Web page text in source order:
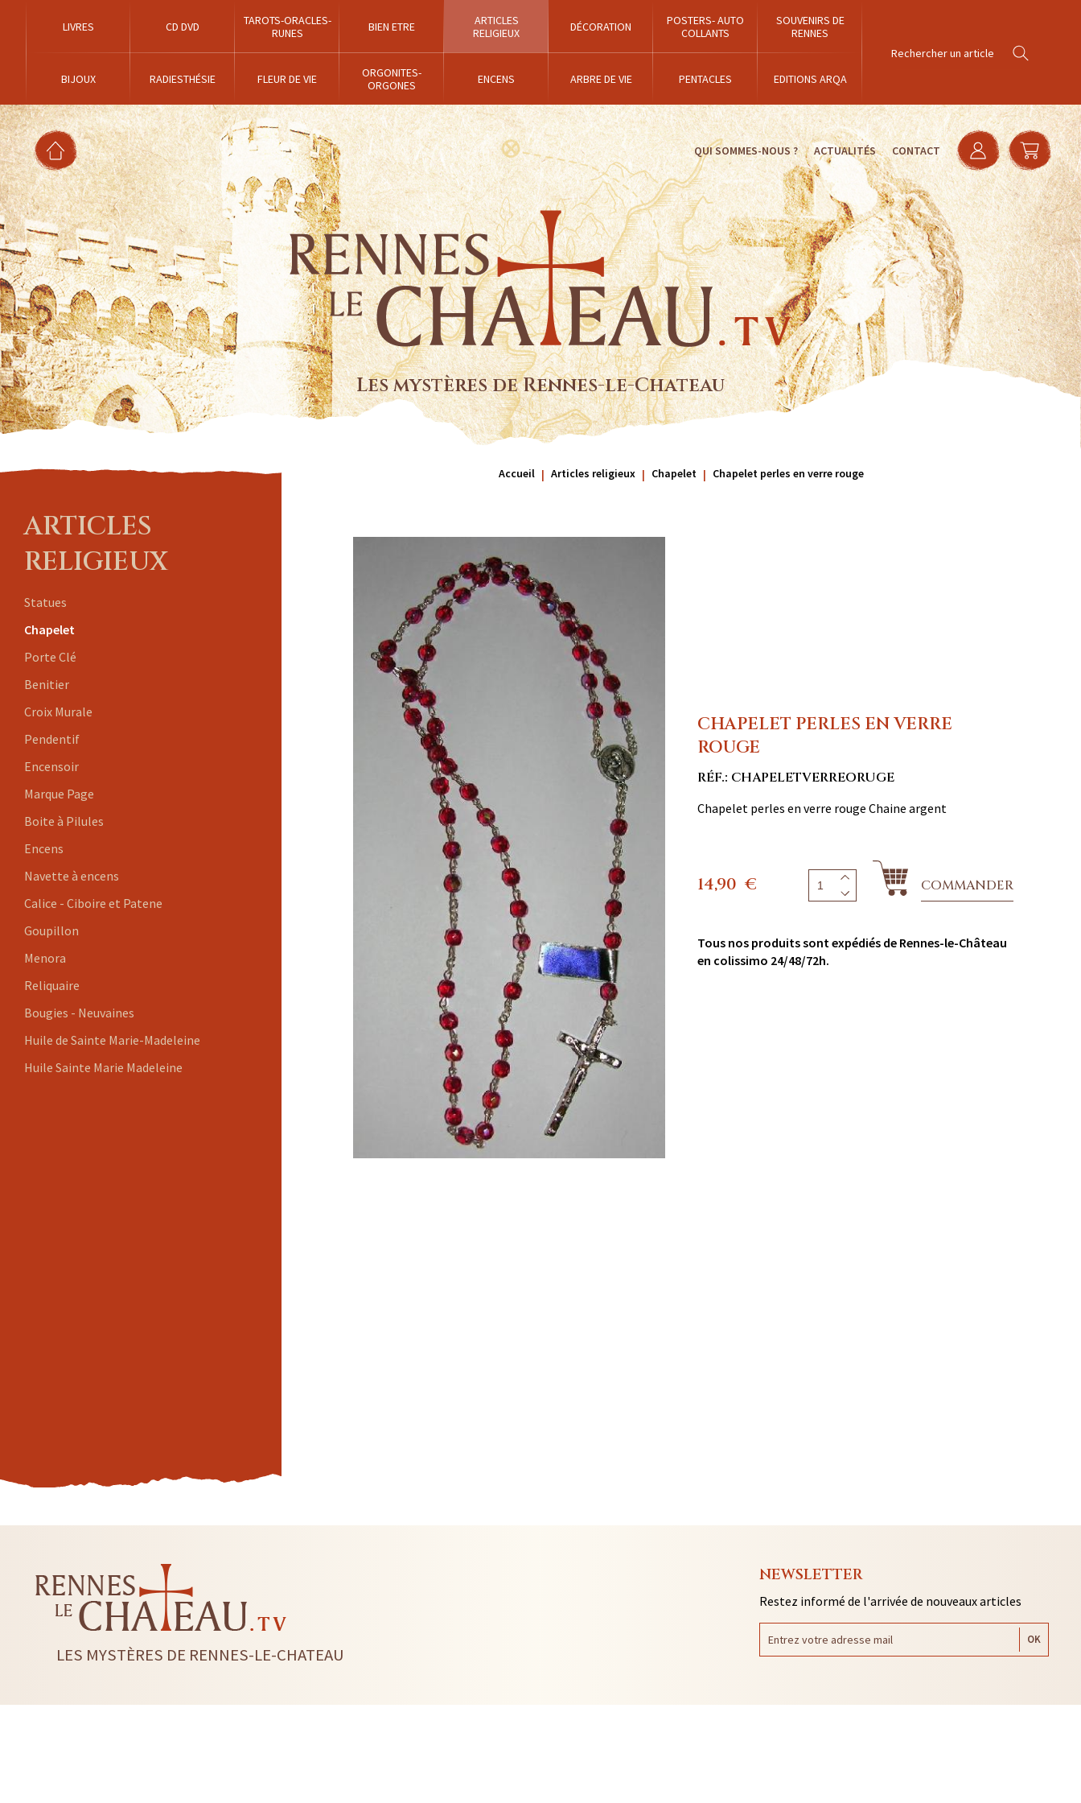
LIVRES CD DVD
TAROTS-ORACLES-
RUNES
BIEN ETRE
ARTICLES
RELIGIEUX
DÉCORATION
POSTERS- AUTO
COLLANTS
SOUVENIRS DE
RENNES
BIJOUX RADIESTHÉSIE FLEUR DE VIE
ORGONITES-
ORGONES
ENCENS ARBRE DE VIE PENTACLES EDITIONS ARQA
QUI SOMMES-NOUS ? ACTUALITÉS CONTACT
Les mystères de Rennes-le-Chateau
ARTICLES
RELIGIEUX
Statues
Chapelet
Porte Clé
Benitier
Croix Murale
Pendentif
Encensoir
Marque Page
Boite à Pilules
Encens
Navette à encens
Calice - Ciboire et Patene
Goupillon
Menora
Reliquaire
Bougies - Neuvaines
Huile de Sainte Marie-Madeleine
Huile Sainte Marie Madeleine
Accueil Articles religieux Chapelet Chapelet perles en verre rouge
CHAPELET PERLES EN VERRE
ROUGE
RÉF.: CHAPELETVERREORUGE
Chapelet perles en verre rouge Chaine argent
14,90 € COMMANDER
Tous nos produits sont expédiés de Rennes-le-Château
en colissimo 24/48/72h.
LES MYSTÈRES DE RENNES-LE-CHATEAU
NEWSLETTER
Restez informé de l'arrivée de nouveaux articles